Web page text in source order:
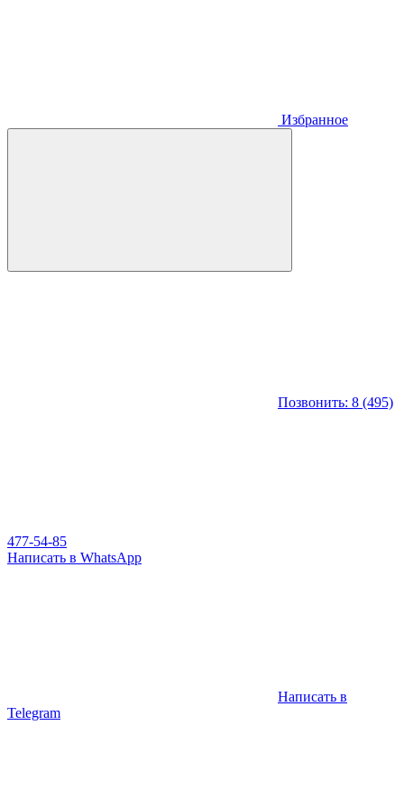
Избранное
Позвонить: 8 (495)
477-54-85
Написать в WhatsApp
Написать в
Telegram